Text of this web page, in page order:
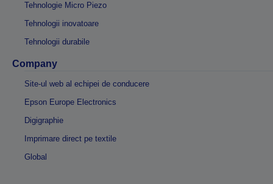
Tehnologie Micro Piezo
Tehnologii inovatoare
Tehnologii durabile
Company
Site-ul web al echipei de conducere
Epson Europe Electronics
Digigraphie
Imprimare direct pe textile
Global